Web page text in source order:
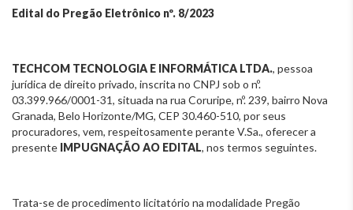
Edital do Pregão Eletrônico nº. 8/2023
TECHCOM TECNOLOGIA E INFORMÁTICA LTDA., pessoa
jurídica de direito privado, inscrita no CNPJ sob o nº.
03.399.966/0001-31, situada na rua Coruripe, nº. 239, bairro Nova
Granada, Belo Horizonte/MG, CEP 30.460-510, por seus
procuradores, vem, respeitosamente perante V.Sa., oferecer a
presente IMPUGNAÇÃO AO EDITAL, nos termos seguintes.
Trata-se de procedimento licitatório na modalidade Pregão